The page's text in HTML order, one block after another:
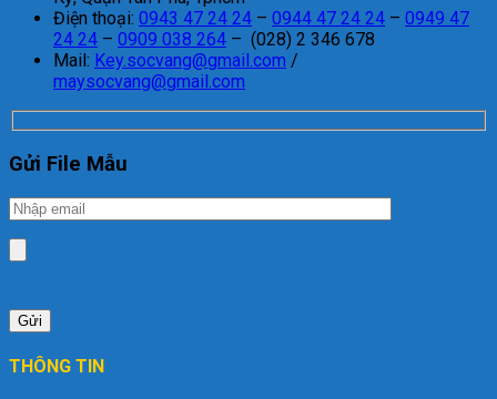
Điện thoại: 0943 47 24 24 – 0944 47 24 24 – 0949 47
24 24 – 0909 038 264 – (028) 2 346 678
Mail: Key.socvang@gmail.com /
maysocvang@gmail.com
Gửi File Mẫu
THÔNG TIN